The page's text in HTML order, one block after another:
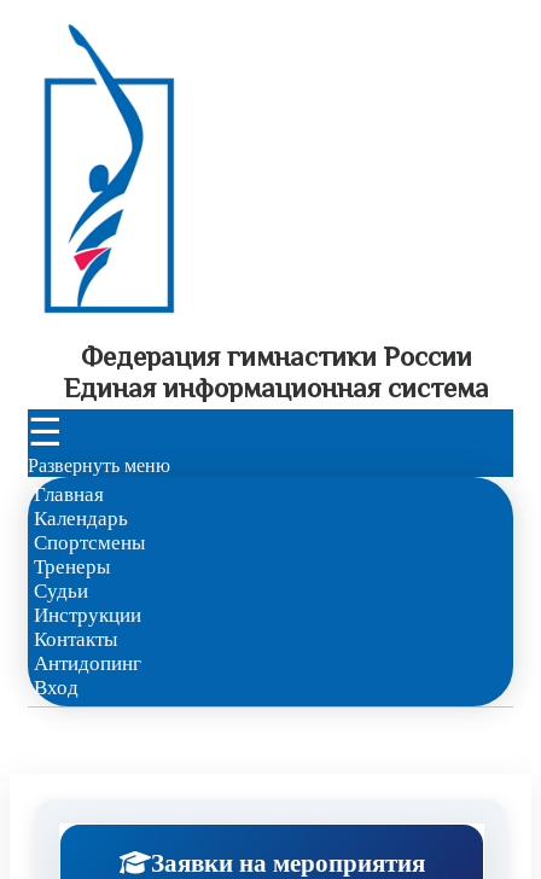
Федерация гимнастики России
Единая информационная система
☰
Развернуть меню
Главная
Календарь
Спортсмены
Тренеры
Судьи
Инструкции
Контакты
Антидопинг
Вход
Заявки на мероприятия